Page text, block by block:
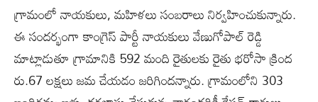
గ్రామంలో నాయకులు, మహిళలు సంబరాలు నిర్వహించుకున్నారు.
ఈ సందర్భంగా కాంగ్రెస్ పార్టీ నాయకులు వేణుగోపాల్ రెడ్డి
మాట్లాడుతూ గ్రామానికి 592 మంది రైతులకు రైతు భరోసా క్రింద
రు.67 లక్షలు జమ చేయడం జరిగిందన్నారు. గ్రామంలోని 303